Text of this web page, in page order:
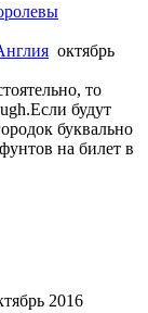
октябрь
то
будут
буквально
на билет в
2016